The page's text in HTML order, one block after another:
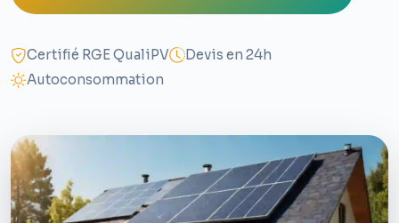
Certifié RGE QualiPV
Devis en 24h
Autoconsommation